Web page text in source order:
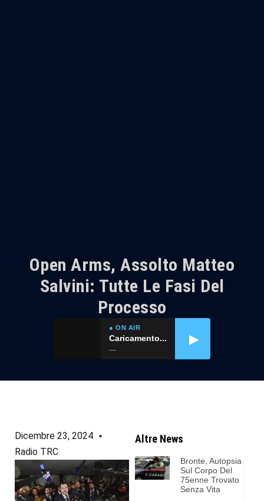
Open Arms, Assolto Matteo
Salvini: Tutte Le Fasi Del
Processo
● ON AIR
Caricamento...
—
▶
Dicembre 23, 2024
Radio TRC
Altre News
Bronte, Autopsia
Sul Corpo Del
75enne Trovato
Senza Vita